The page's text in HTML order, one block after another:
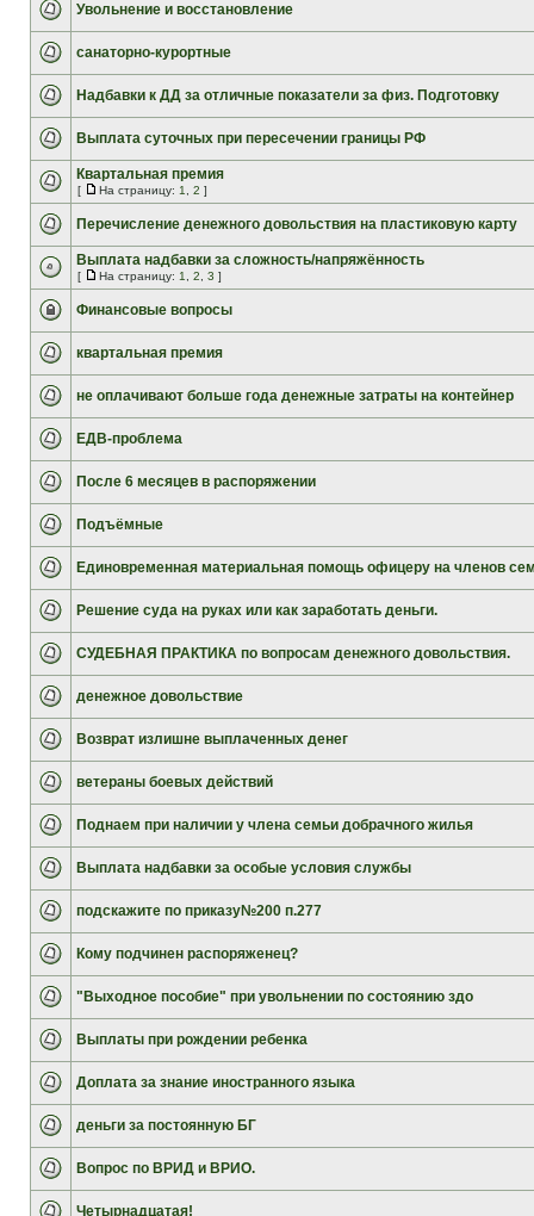
Увольнение и восстановление
санаторно-курортные
Надбавки к ДД за отличные показатели за физ. Подготовку
Выплата суточных при пересечении границы РФ
Квартальная премия
[ На страницу: 1 2 ]
Перечисление денежного довольствия на пластиковую карту
Выплата надбавки за сложность/напряжённость
[ На страницу: 1 2 3 ]
Финансовые вопросы
квартальная премия
не оплачивают больше года денежные затраты на контейнер
ЕДВ-проблема
После 6 месяцев в распоряжении
Подъёмные
Единовременная материальная помощь офицеру на членов
Решение суда на руках или как заработать деньги.
СУДЕБНАЯ ПРАКТИКА по вопросам денежного довольствия.
денежное довольствие
Возврат излишне выплаченных денег
ветераны боевых действий
Поднаем при наличии у члена семьи добрачного жилья
Выплата надбавки за особые условия службы
подскажите по приказу№200 п.277
Кому подчинен распоряженец?
"Выходное пособие" при увольнении по состоянию здо
Выплаты при рождении ребенка
Доплата за знание иностранного языка
деньги за постоянную БГ
Вопрос по ВРИД и ВРИО.
Четырнадцатая!